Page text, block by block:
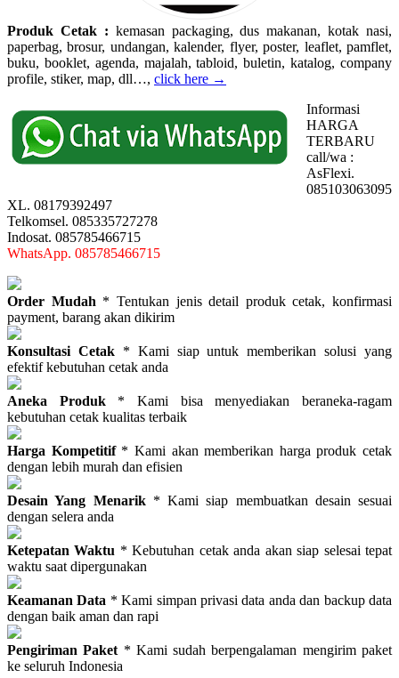
Produk Cetak : kemasan packaging, dus makanan, kotak nasi,
paperbag, brosur, undangan, kalender, flyer, poster, leaflet, pamflet,
buku, booklet, agenda, majalah, tabloid, buletin, katalog, company
profile, stiker, map, dll…, click here →
Informasi
HARGA
TERBARU
call/wa :
AsFlexi.
085103063095
XL. 08179392497
Telkomsel. 085335727278
Indosat. 085785466715
WhatsApp. 085785466715
Order Mudah * Tentukan jenis detail produk cetak, konfirmasi
payment, barang akan dikirim
Konsultasi Cetak* Kami siap untuk memberikan solusi yang
efektif kebutuhan cetak anda
Aneka Produk * Kami bisa menyediakan beraneka-ragam
kebutuhan cetak kualitas terbaik
Harga Kompetitif* Kami akan memberikan harga produk cetak
dengan lebih murah dan efisien
Desain Yang Menarik* Kami siap membuatkan desain sesuai
dengan selera anda
Ketepatan Waktu * Kebutuhan cetak anda akan siap selesai tepat
waktu saat dipergunakan
Keamanan Data * Kami simpan privasi data anda dan backup data
dengan baik aman dan rapi
Pengiriman Paket * Kami sudah berpengalaman mengirim paket
ke seluruh Indonesia